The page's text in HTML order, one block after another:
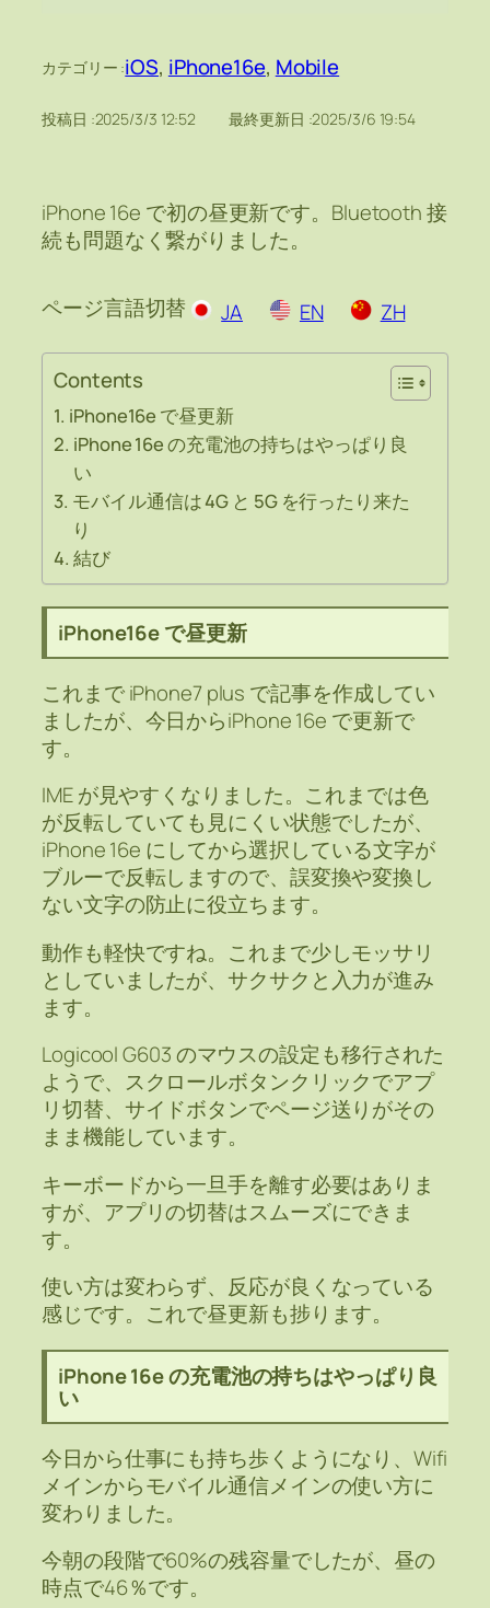
カテゴリー :iOS, iPhone16e, Mobile
投稿日 :2025/3/3 12:52 最終更新日 :2025/3/6 19:54
iPhone 16e で初の昼更新です。Bluetooth 接
続も問題なく繋がりました。
ページ言語切替 EN
JA ZH
Contents
iPhone16e で昼更新
iPhone 16e の充電池の持ちはやっぱり良
い
モバイル通信は 4G と 5G を行ったり来た
り
結び
iPhone16e で昼更新
これまで iPhone7 plus で記事を作成してい
ましたが、今日からiPhone 16e で更新で
す。
IME が見やすくなりました。これまでは色
が反転していても見にくい状態でしたが、
iPhone 16e にしてから選択している文字が
ブルーで反転しますので、誤変換や変換し
ない文字の防止に役立ちます。
動作も軽快ですね。これまで少しモッサリ
としていましたが、サクサクと入力が進み
ます。
Logicool G603 のマウスの設定も移行された
ようで、スクロールボタンクリックでアプ
リ切替、サイドボタンでページ送りがその
まま機能しています。
キーボードから一旦手を離す必要はありま
すが、アプリの切替はスムーズにできま
す。
使い方は変わらず、反応が良くなっている
感じです。これで昼更新も捗ります。
iPhone 16e の充電池の持ちはやっぱり良
い
今日から仕事にも持ち歩くようになり、Wifi
メインからモバイル通信メインの使い方に
変わりました。
今朝の段階で60%の残容量でしたが、昼の
時点で46％です。